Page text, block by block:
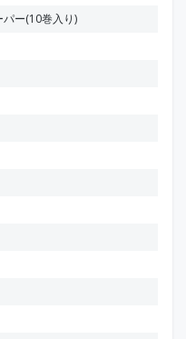
ー(10巻入り)